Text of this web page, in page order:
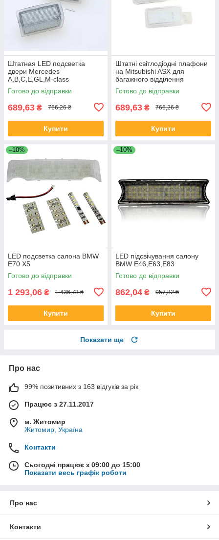
Штатная LED подсветка
двери Mercedes
A,B,C,E,GL,M-class
Готово до відправки
689,63 ₴ 766,26 ₴
Купити
Штатні світлодіодні плафони
на Mitsubishi ASX для
багажного відділення
Готово до відправки
689,63 ₴ 766,26 ₴
Купити
–10%
LED подсветка салона BMW
E70 X5
Готово до відправки
1 293,06 ₴ 1 436,73 ₴
Купити
–10%
LED підсвічування салону
BMW Е46,Е63,Е83
Готово до відправки
862,04 ₴ 957,82 ₴
Купити
Показати ще
Про нас
99% позитивних з 163 відгуків за рік
Працює з 27.11.2017
м. Житомир
Житомир, Україна
Контакти
Сьогодні працює з 09:00 до 15:00
Показати весь графік роботи
Про нас
Контакти